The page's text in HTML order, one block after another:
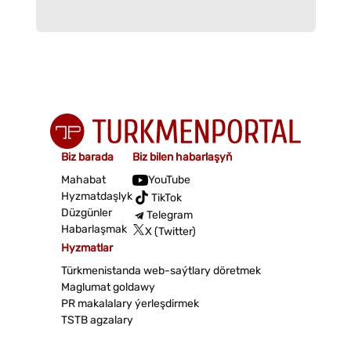
Biz barada
Mahabat
Hyzmatdaşlyk
Düzgünler
Habarlaşmak
Biz bilen habarlaşyň
YouTube
TikTok
Telegram
X (Twitter)
Hyzmatlar
Türkmenistanda web-saýtlary döretmek
Maglumat goldawy
PR makalalary ýerleşdirmek
TSTB agzalary